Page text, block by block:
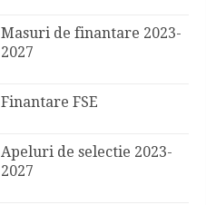
Masuri de finantare 2023-
2027
Finantare FSE
Apeluri de selectie 2023-
2027